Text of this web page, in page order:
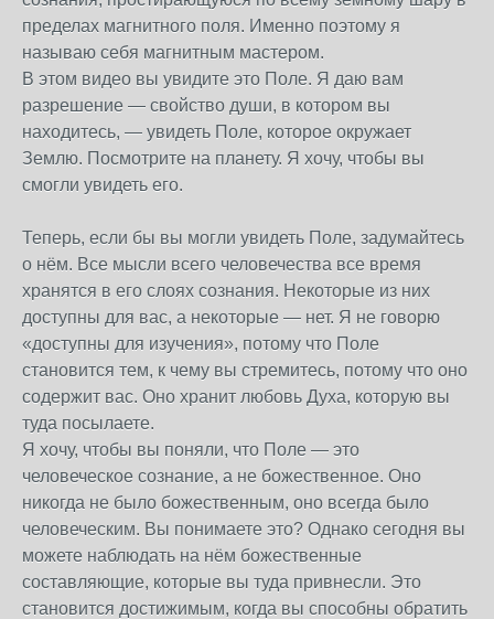
пределах магнитного поля. Именно поэтому я
называю себя магнитным мастером.
В этом видео вы увидите это Поле. Я даю вам
разрешение — свойство души, в котором вы
находитесь, — увидеть Поле, которое окружает
Землю. Посмотрите на планету. Я хочу, чтобы вы
смогли увидеть его.
Теперь, если бы вы могли увидеть Поле, задумайтесь
о нём. Все мысли всего человечества все время
хранятся в его слоях сознания. Некоторые из них
доступны для вас, а некоторые — нет. Я не говорю
«доступны для изучения», потому что Поле
становится тем, к чему вы стремитесь, потому что оно
содержит вас. Оно хранит любовь Духа, которую вы
туда посылаете.
Я хочу, чтобы вы поняли, что Поле — это
человеческое сознание, а не божественное. Оно
никогда не было божественным, оно всегда было
человеческим. Вы понимаете это? Однако сегодня вы
можете наблюдать на нём божественные
составляющие, которые вы туда привнесли. Это
становится достижимым, когда вы способны обратить